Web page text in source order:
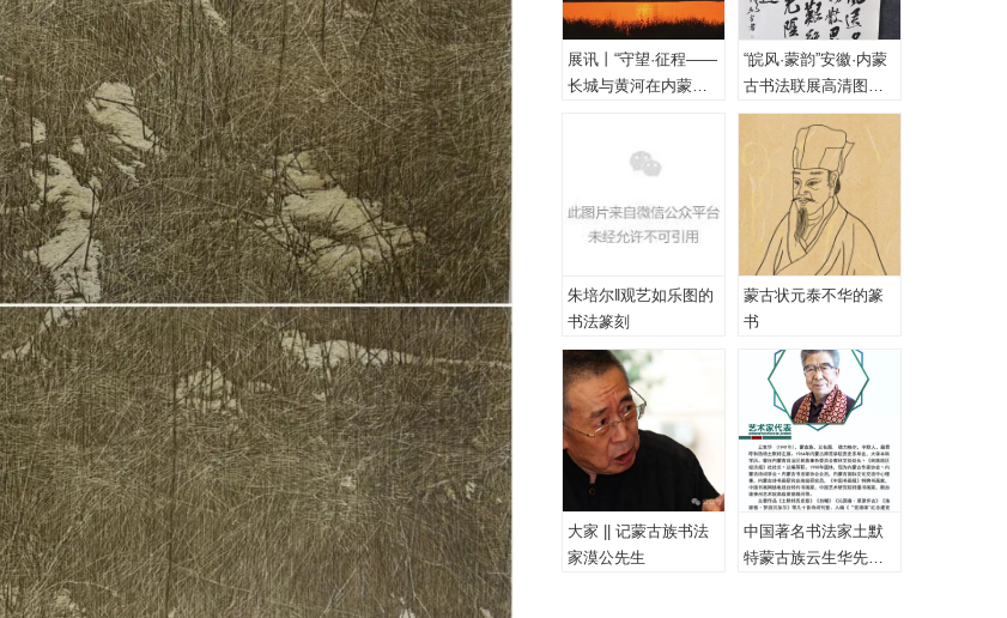
展讯丨“守望·征程——
长城与黄河在内蒙古
“皖风·蒙韵”安徽·内蒙
古书法联展高清图
（一、特邀作品）
朱培尔‖观艺如乐图的
书法篆刻
蒙古状元泰不华的篆
书
大家 || 记蒙古族书法
家漠公先生
中国著名书法家土默
特蒙古族云生华先生